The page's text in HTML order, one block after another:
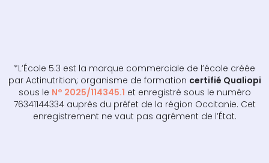
*L’École 5.3 est la marque commerciale de l’école créée
par Actinutrition; organisme de formation certifié Qualiopi
sous le N° 2025/114345.1 et enregistré sous le numéro
76341144334 auprès du préfet de la région Occitanie. Cet
enregistrement ne vaut pas agrément de l’État.